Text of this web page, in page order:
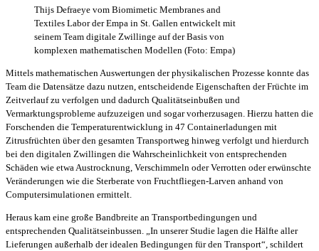
Thijs Defraeye vom Biomimetic Membranes and
Textiles Labor der Empa in St. Gallen entwickelt mit
seinem Team digitale Zwillinge auf der Basis von
komplexen mathematischen Modellen (Foto: Empa)
Mittels mathematischen Auswertungen der physikalischen Prozesse konnte das
Team die Datensätze dazu nutzen, entscheidende Eigenschaften der Früchte im
Zeitverlauf zu verfolgen und dadurch Qualitätseinbußen und
Vermarktungsprobleme aufzuzeigen und sogar vorherzusagen. Hierzu hatten die
Forschenden die Temperaturentwicklung in 47 Containerladungen mit
Zitrusfrüchten über den gesamten Transportweg hinweg verfolgt und hierdurch
bei den digitalen Zwillingen die Wahrscheinlichkeit von entsprechenden
Schäden wie etwa Austrocknung, Verschimmeln oder Verrotten oder erwünschte
Veränderungen wie die Sterberate von Fruchtfliegen-Larven anhand von
Computersimulationen ermittelt.
Heraus kam eine große Bandbreite an Transportbedingungen und
entsprechenden Qualitätseinbussen. „In unserer Studie lagen die Hälfte aller
Lieferungen außerhalb der idealen Bedingungen für den Transport“, schildert